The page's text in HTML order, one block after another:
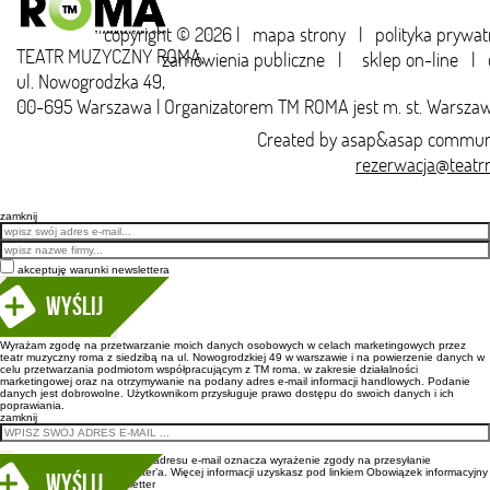
copyright © 2026 | mapa strony | polityka
zamówienia publiczne | sklep on-line |
TEATR MUZYCZNY ROMA,
ul. Nowogrodzka 49,
00-695 Warszawa | Organizatorem TM ROMA jest m. st.
Created byasap&asap
zamknij
Email
akceptuję warunki newslettera
Wyślij
Wyrażam zgodę na przetwarzanie moich danych osobowych w celach marketingowych przez
teatr muzyczny roma z siedzibą na ul. Nowogrodzkiej 49 w warszawie i na powierzenie danych w
celu przetwarzania podmiotom współpracującym z TM roma. w zakresie działalności
marketingowej oraz na otrzymywanie na podany adres e-mail informacji handlowych. Podanie
danych jest dobrowolne. Użytkownikom przysługuje prawo dostępu do swoich danych i ich
poprawiania.
zamknij
Wpisanie adresu e-mail oznacza wyrażenie zgody na przesyłanie
newsletter’a. Więcej informacji uzyskasz pod linkiem Obowiązek informacyjny
newsletter